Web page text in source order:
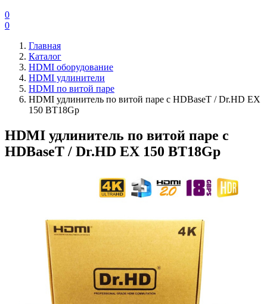
0
0
Главная
Каталог
HDMI оборудование
HDMI удлинители
HDMI по витой паре
HDMI удлинитель по витой паре с HDBaseT / Dr.HD EX
150 BT18Gp
HDMI удлинитель по витой паре с
HDBaseT / Dr.HD EX 150 BT18Gp